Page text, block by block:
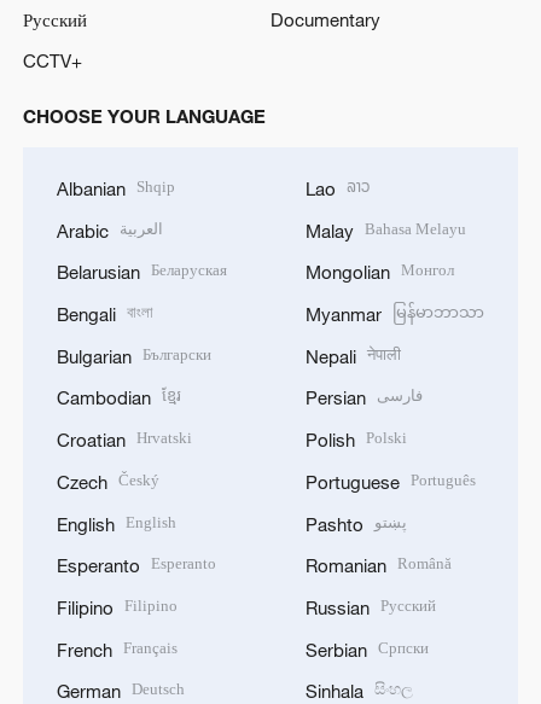
Русский
Documentary
CCTV+
CHOOSE YOUR LANGUAGE
Albanian Shqip
Arabic العربية
Belarusian Беларуская
Bengali বাংলা
Bulgarian Български
Cambodian ខ្មែរ
Croatian Hrvatski
Czech Český
English English
Esperanto Esperanto
Filipino Filipino
French Français
German Deutsch
Lao ລາວ
Malay Bahasa Melayu
Mongolian Монгол
Myanmar မြန်မာဘာသာ
Nepali नेपाली
Persian فارسی
Polish Polski
Portuguese Português
Pashto پښتو
Romanian Română
Russian Русский
Serbian Српски
Sinhala සිංහල